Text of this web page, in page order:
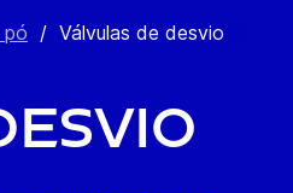
pó / Válvulas de desvio